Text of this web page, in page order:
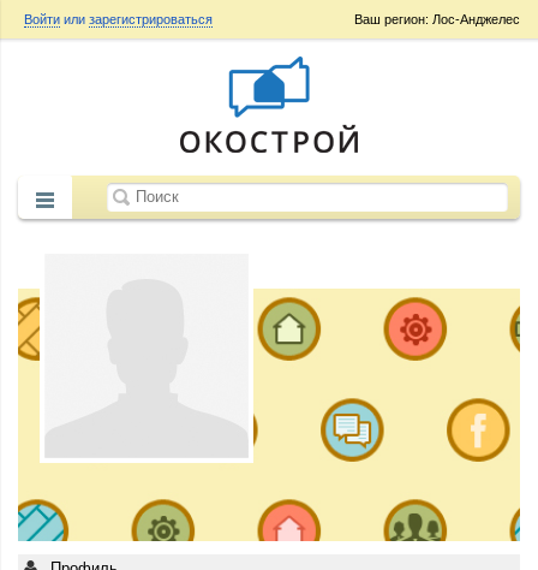
Ваш регион: Лос-Анджелес
Войти или зарегистрироваться